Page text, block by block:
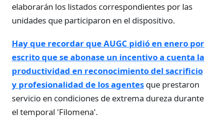
elaborarán los listados correspondientes por las
unidades que participaron en el dispositivo.
Hay que recordar que AUGC pidió en enero por
escrito que se abonase un incentivo a cuenta la
productividad en reconocimiento del sacrificio
y profesionalidad de los agentes que prestaron
servicio en condiciones de extrema dureza durante
el temporal 'Filomena'.